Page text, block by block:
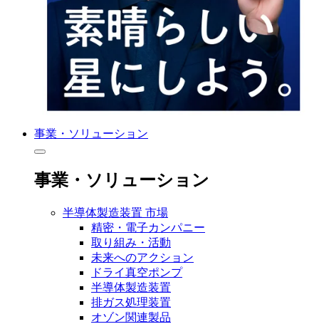
事業・ソリューション
事業・ソリューション
半導体製造装置 市場
精密・電子カンパニー
取り組み・活動
未来へのアクション
ドライ真空ポンプ
半導体製造装置
排ガス処理装置
オゾン関連製品